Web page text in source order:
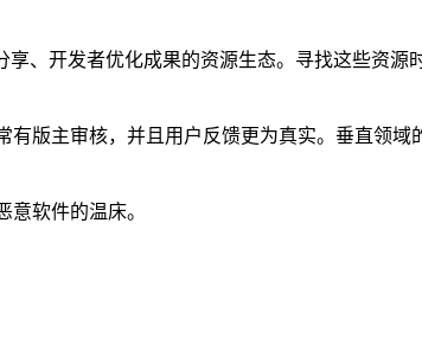
、开发者优化成果的资源生态。寻找这些资源
版主审核，并且用户反馈更为真实。垂直领域
软件的温床。